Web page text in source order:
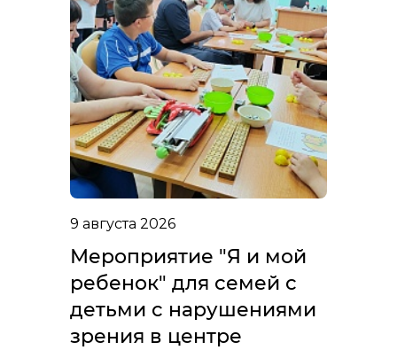
9 августа 2026
Мероприятие "Я и мой
ребенок" для семей с
детьми с нарушениями
зрения в центре